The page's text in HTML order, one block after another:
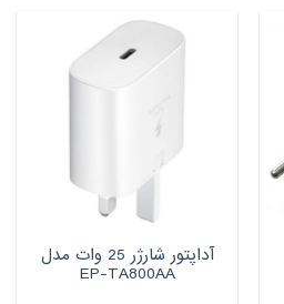
آداپتور شارژر 25 وات مدل
EP-TA800AA